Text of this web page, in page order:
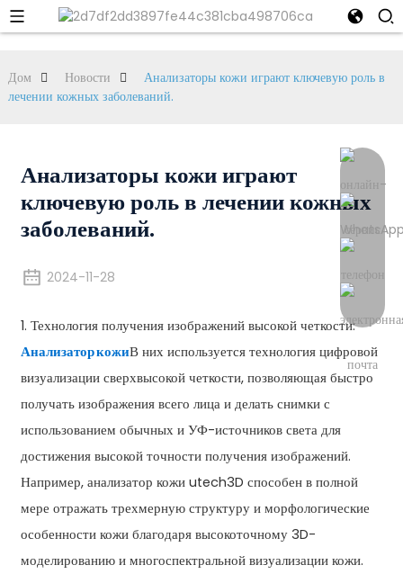
Дом Новости
Анализаторы кожи играют ключевую роль в
лечении кожных заболеваний.
Анализаторы кожи играют
ключевую роль в лечении кожных
заболеваний.
2024-11-28
1. Технология получения изображений высокой четкости:
Анализатор кожиВ них используется технология цифровой
визуализации сверхвысокой четкости, позволяющая быстро
получать изображения всего лица и делать снимки с
использованием обычных и УФ-источников света для
достижения высокой точности получения изображений.
Например, анализатор кожи utech3D способен в полной
мере отражать трехмерную структуру и морфологические
особенности кожи благодаря высокоточному 3D-
моделированию и многоспектральной визуализации кожи.